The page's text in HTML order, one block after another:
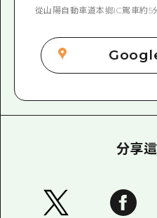
從山陽自動車道本鄉IC駕車約5
分享